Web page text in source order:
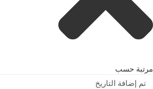
مرتبة حسب
تم إضافة التاريخ